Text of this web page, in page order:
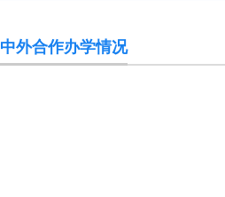
中外合作办学情况